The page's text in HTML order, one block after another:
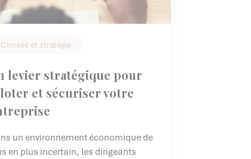
Conseil et stratégie
levier stratégique pour
et sécuriser votre
un environnement économique de
en plus incertain, les dirigeants